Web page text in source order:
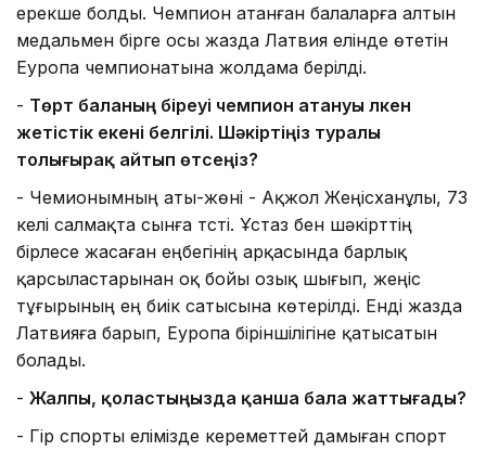
ерекше болды. Чемпион атанған балаларға алтын
медальмен бірге осы жазда Латвия елінде өтетін
Еуропа чемпионатына жолдама берілді.
- Төрт баланың біреуі чемпион атануы үлкен
жетістік екені белгілі. Шәкіртіңіз туралы
толығырақ айтып өтсеңіз?
- Чемионымның аты-жөні - Ақжол Жеңісханұлы, 73
келі салмақта сынға түсті. Ұстаз бен шәкірттің
бірлесе жасаған еңбегінің арқасында барлық
қарсыластарынан оқ бойы озық шығып, жеңіс
тұғырының ең биік сатысына көтерілді. Енді жазда
Латвияға барып, Еуропа біріншілігіне қатысатын
болады.
- Жалпы, қоластыңызда қанша бала жаттығады?
- Гір спорты елімізде кереметтей дамыған спорт